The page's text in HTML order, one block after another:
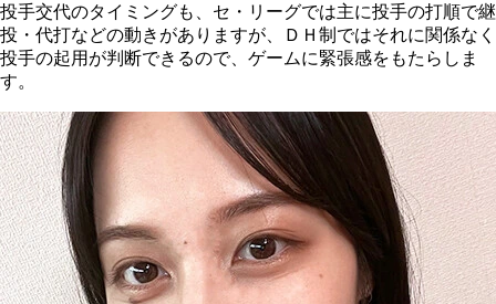
投手交代のタイミングも、セ・リーグでは主に投手の打順で継
投・代打などの動きがありますが、ＤＨ制ではそれに関係なく
投手の起用が判断できるので、ゲームに緊張感をもたらしま
す。